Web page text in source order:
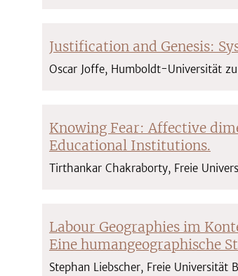
Justification and Genesis:
Oscar Joffe, Humboldt-Universität
Knowing Fear: Affective
Educational Institutions.
Tirthankar Chakraborty, Freie
Labour Geographies im
Eine humangeographische
Stephan Liebscher, Freie Universität